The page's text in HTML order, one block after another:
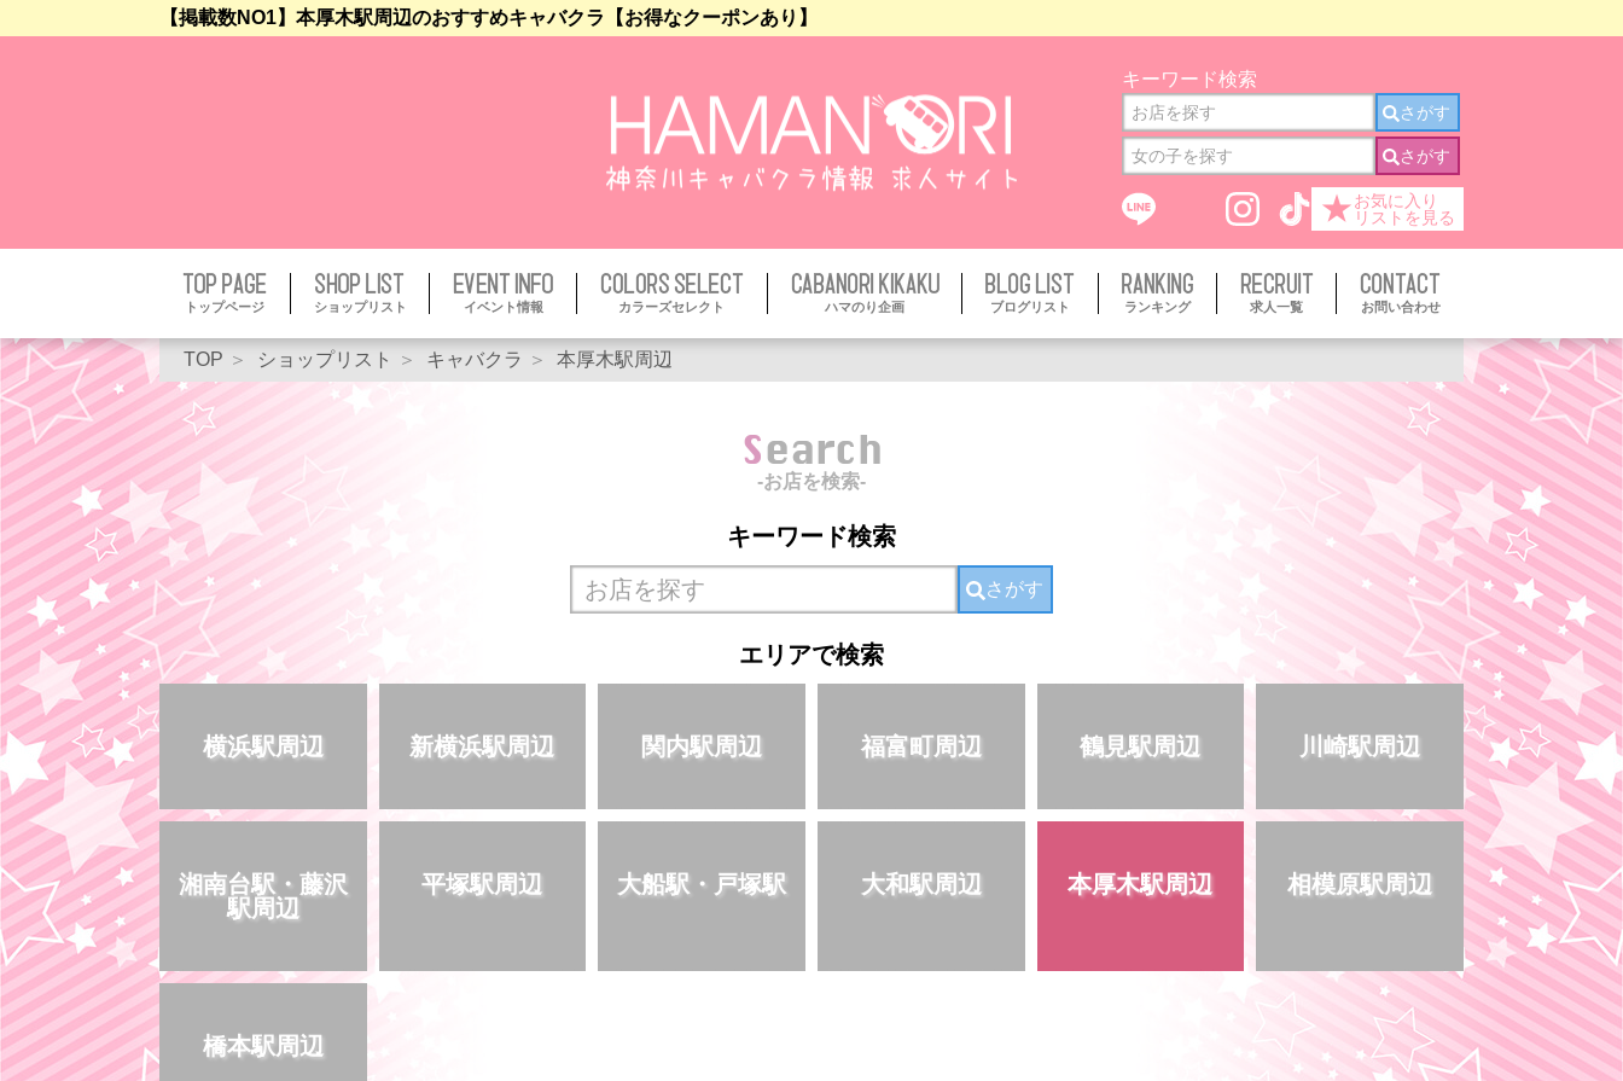
【掲載数NO1】本厚木駅周辺のおすすめキャバクラ【お得なクーポンあり】
キーワード検索
さがす
さがす
★お気に入り
リストを見る
トップページ ショップリスト イベント情報 カラーズセレクト ハマのり企画 ブログリスト ランキング 求人一覧 お問い合わせ
TOP ショップリスト キャバクラ 本厚木駅周辺
Search
-お店を検索-
キーワード検索
さがす
エリアで検索
横浜駅周辺 新横浜駅周辺 関内駅周辺 福富町周辺 鶴見駅周辺 川崎駅周辺
湘南台駅・藤沢
駅周辺
平塚駅周辺 大船駅・戸塚駅 大和駅周辺 本厚木駅周辺 相模原駅周辺
橋本駅周辺